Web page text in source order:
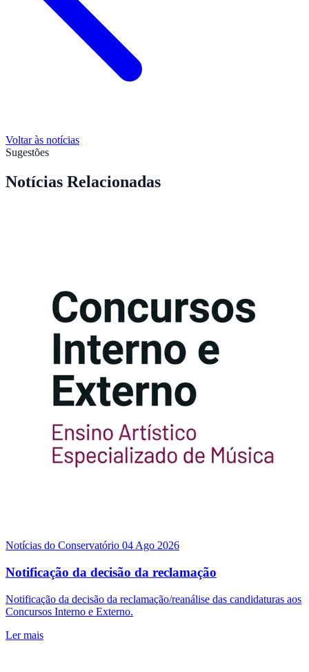
Voltar às notícias
Sugestões
Notícias Relacionadas
Notícias do Conservatório 04 Ago 2026
Notificação da decisão da reclamação
Notificação da decisão da reclamação/reanálise das candidaturas aos
Concursos Interno e Externo.
Ler mais